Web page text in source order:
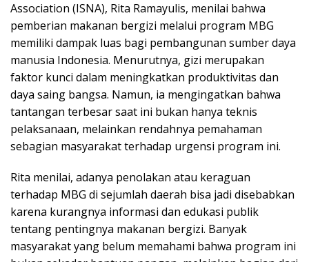
Association (ISNA), Rita Ramayulis, menilai bahwa
pemberian makanan bergizi melalui program MBG
memiliki dampak luas bagi pembangunan sumber daya
manusia Indonesia. Menurutnya, gizi merupakan
faktor kunci dalam meningkatkan produktivitas dan
daya saing bangsa. Namun, ia mengingatkan bahwa
tantangan terbesar saat ini bukan hanya teknis
pelaksanaan, melainkan rendahnya pemahaman
sebagian masyarakat terhadap urgensi program ini.
Rita menilai, adanya penolakan atau keraguan
terhadap MBG di sejumlah daerah bisa jadi disebabkan
karena kurangnya informasi dan edukasi publik
tentang pentingnya makanan bergizi. Banyak
masyarakat yang belum memahami bahwa program ini